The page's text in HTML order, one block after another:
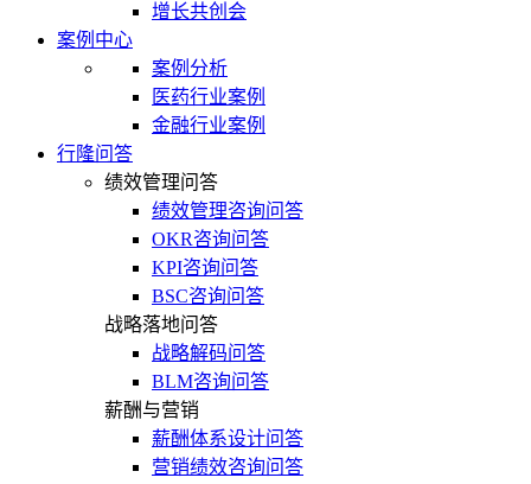
增长共创会
案例中心
案例分析
医药行业案例
金融行业案例
行隆问答
绩效管理问答
绩效管理咨询问答
OKR咨询问答
KPI咨询问答
BSC咨询问答
战略落地问答
战略解码问答
BLM咨询问答
薪酬与营销
薪酬体系设计问答
营销绩效咨询问答